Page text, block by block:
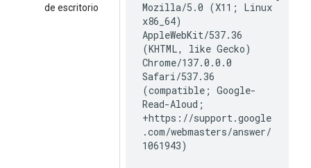
de escritorio
Mozilla/5.0 (X11; Linux
x86_64)
AppleWebKit/537.36
(KHTML, like Gecko)
Chrome/137.0.0.0
Safari/537.36
(compatible; Google-
Read-Aloud;
+https://support.google
.com/webmasters/answer/
1061943)